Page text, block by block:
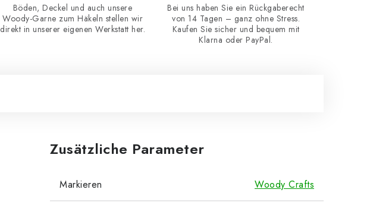
Böden, Deckel und auch unsere
Woody-Garne zum Häkeln stellen wir
direkt in unserer eigenen Werkstatt her.
Bei uns haben Sie ein Rückgaberecht
von 14 Tagen – ganz ohne Stress.
Kaufen Sie sicher und bequem mit
Klarna oder PayPal.
Zusätzliche Parameter
Markieren Woody Crafts